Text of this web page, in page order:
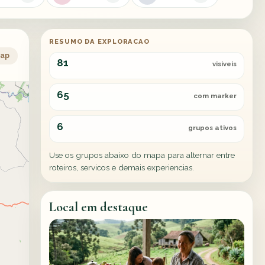
RESUMO DA EXPLORACAO
81 visiveis
65 com marker
6 grupos ativos
Use os grupos abaixo do mapa para alternar entre
roteiros, servicos e demais experiencias.
Local em destaque